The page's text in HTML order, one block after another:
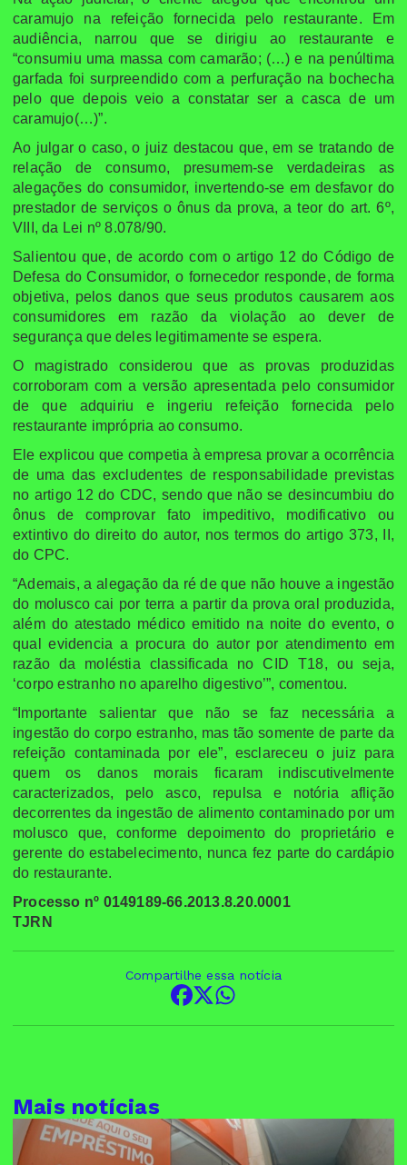
caramujo na refeição fornecida pelo restaurante. Em
audiência, narrou que se dirigiu ao restaurante e
“consumiu uma massa com camarão; (…) e na penúltima
garfada foi surpreendido com a perfuração na bochecha
pelo que depois veio a constatar ser a casca de um
caramujo(…)”.
Ao julgar o caso, o juiz destacou que, em se tratando de
relação de consumo, presumem-se verdadeiras as
alegações do consumidor, invertendo-se em desfavor do
prestador de serviços o ônus da prova, a teor do art. 6º,
VIII, da Lei nº 8.078/90.
Salientou que, de acordo com o artigo 12 do Código de
Defesa do Consumidor, o fornecedor responde, de forma
objetiva, pelos danos que seus produtos causarem aos
consumidores em razão da violação ao dever de
segurança que deles legitimamente se espera.
O magistrado considerou que as provas produzidas
corroboram com a versão apresentada pelo consumidor
de que adquiriu e ingeriu refeição fornecida pelo
restaurante imprópria ao consumo.
Ele explicou que competia à empresa provar a ocorrência
de uma das excludentes de responsabilidade previstas
no artigo 12 do CDC, sendo que não se desincumbiu do
ônus de comprovar fato impeditivo, modificativo ou
extintivo do direito do autor, nos termos do artigo 373, II,
do CPC.
“Ademais, a alegação da ré de que não houve a ingestão
do molusco cai por terra a partir da prova oral produzida,
além do atestado médico emitido na noite do evento, o
qual evidencia a procura do autor por atendimento em
razão da moléstia classificada no CID T18, ou seja,
‘corpo estranho no aparelho digestivo’”, comentou.
“Importante salientar que não se faz necessária a
ingestão do corpo estranho, mas tão somente de parte da
refeição contaminada por ele”, esclareceu o juiz para
quem os danos morais ficaram indiscutivelmente
caracterizados, pelo asco, repulsa e notória aflição
decorrentes da ingestão de alimento contaminado por um
molusco que, conforme depoimento do proprietário e
gerente do estabelecimento, nunca fez parte do cardápio
do restaurante.
Processo nº 0149189-66.2013.8.20.0001
TJRN
Compartilhe essa notícia
Mais notícias